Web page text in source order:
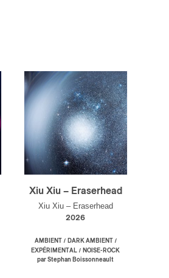
Xiu Xiu – Eraserhead
Xiu Xiu – Eraserhead
2026
AMBIENT/ DARK AMBIENT/
EXPÉRIMENTAL / NOISE-ROCK
par Stephan Boissonneault